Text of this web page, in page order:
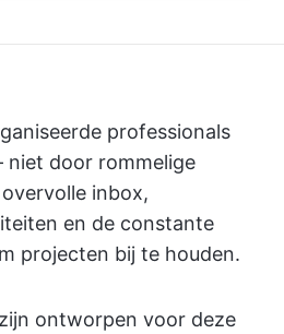
professionals
niet door rommelige
inbox,
en de constante
projecten bij te houden.
ontworpen voor deze